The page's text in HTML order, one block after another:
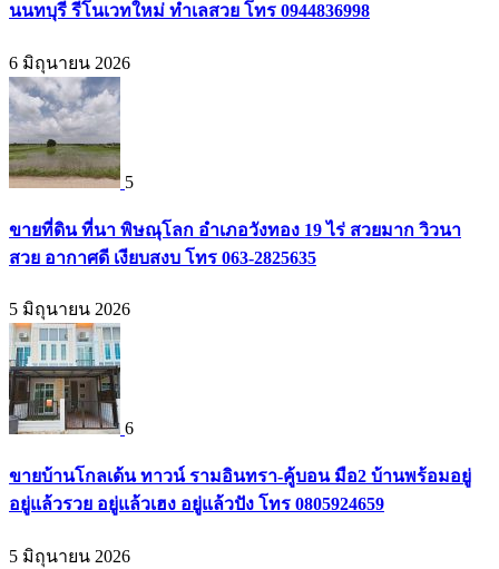
นนทบุรี รีโนเวทใหม่ ทำเลสวย โทร 0944836998
6 มิถุนายน 2026
5
ขายที่ดิน ที่นา พิษณุโลก อำเภอวังทอง 19 ไร่ สวยมาก วิวนา
สวย อากาศดี เงียบสงบ โทร 063-2825635
5 มิถุนายน 2026
6
ขายบ้านโกลเด้น ทาวน์ รามอินทรา-คู้บอน มือ2 บ้านพร้อมอยู่
อยู่แล้วรวย อยู่แล้วเฮง อยู่แล้วปัง โทร 0805924659
5 มิถุนายน 2026